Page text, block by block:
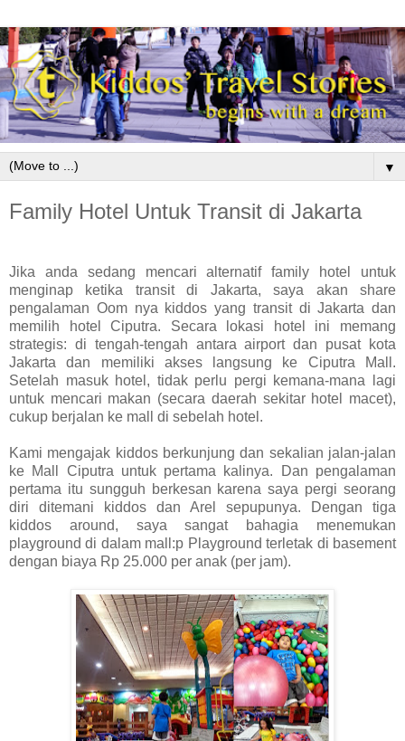
▼
Family Hotel Untuk Transit di Jakarta
Jika anda sedang mencari alternatif family hotel untuk
menginap ketika transit di Jakarta, saya akan share
pengalaman Oom nya kiddos yang transit di Jakarta dan
memilih hotel Ciputra. Secara lokasi hotel ini memang
strategis: di tengah-tengah antara airport dan pusat kota
Jakarta dan memiliki akses langsung ke Ciputra Mall.
Setelah masuk hotel, tidak perlu pergi kemana-mana lagi
untuk mencari makan (secara daerah sekitar hotel macet),
cukup berjalan ke mall di sebelah hotel.
Kami mengajak kiddos berkunjung dan sekalian jalan-jalan
ke Mall Ciputra untuk pertama kalinya.
Dan pengalaman
pertama itu sungguh berkesan karena saya pergi seorang
diri ditemani kiddos dan Arel sepupunya. Dengan tiga
kiddos around, saya sangat bahagia menemukan
playground di dalam mall:p Playground terletak di basement
dengan biaya Rp 25.000 per anak (per jam).